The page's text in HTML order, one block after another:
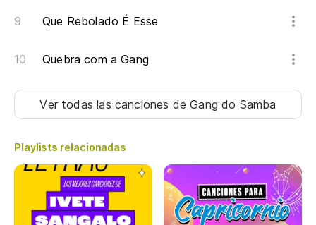
Que Rebolado É Esse
Quebra com a Gang
Ver todas las canciones de Gang do Samba
Playlists relacionadas